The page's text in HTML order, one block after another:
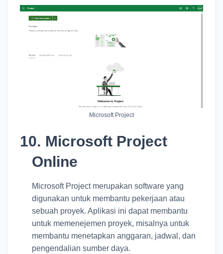
Microsoft Project
10. Microsoft Project
Online
Microsoft Project merupakan software yang
digunakan untuk membantu pekerjaan atau
sebuah proyek. Aplikasi ini dapat membantu
untuk memenejemen proyek, misalnya untuk
membantu menetapkan anggaran, jadwal, dan
pengendalian sumber daya.